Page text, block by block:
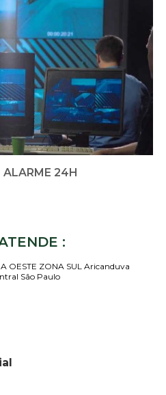
24H
:
OESTE ZONA SUL Aricanduva
São Paulo